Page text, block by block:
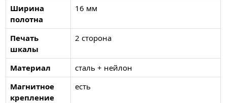
Ширина
полотна
16 мм
Печать
шкалы
2 сторона
Материал
сталь + нейлон
Магнитное
крепление
есть